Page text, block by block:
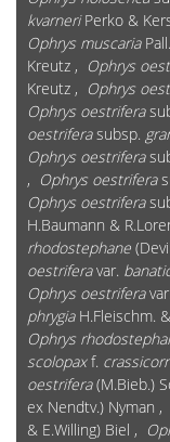
kvarneriPerko &
Ophrys muscaria
Kreutz , Ophrys
Kreutz , Ophrys
Ophrys oestrifera
oestriferasubsp.
Ophrys oestrifera
, Ophrys oestrifera
Ophrys oestrifera
H.Baumann &
rhodostephane
oestriferavar.
Ophrys oestriferavar.
phrygiaH.Fleischm.
Ophrys
scolopaxf.
oestrifera(M.Bieb.)
ex Nendtv.) Nyman ,
& E.Willing) Biel ,